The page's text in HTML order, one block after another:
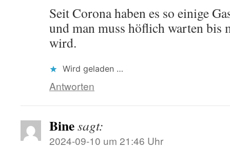
Seit Corona haben es so einige
und man muss höflich warten bis
wird.
Wird geladen …
Antworten
Binesagt:
2024-09-10 um 21:46 Uhr